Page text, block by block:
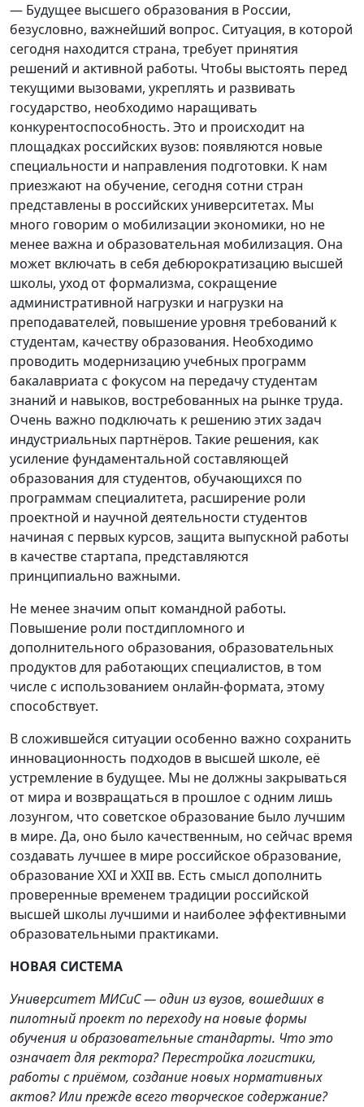
— Будущее высшего образования в России,
безусловно, важнейший вопрос. Ситуация, в которой
сегодня находится страна, требует принятия
решений и активной работы. Чтобы выстоять перед
текущими вызовами, укреплять и развивать
государство, необходимо наращивать
конкурентоспособность. Это и происходит на
площадках российских вузов: появляются новые
специальности и направления подготовки. К нам
приезжают на обучение, сегодня сотни стран
представлены в российских университетах. Мы
много говорим о мобилизации экономики, но не
менее важна и образовательная мобилизация. Она
может включать в себя дебюрократизацию высшей
школы, уход от формализма, сокращение
административной нагрузки и нагрузки на
преподавателей, повышение уровня требований к
студентам, качеству образования. Необходимо
проводить модернизацию учебных программ
бакалавриата с фокусом на передачу студентам
знаний и навыков, востребованных на рынке труда.
Очень важно подключать к решению этих задач
индустриальных партнёров. Такие решения, как
усиление фундаментальной составляющей
образования для студентов, обучающихся по
программам специалитета, расширение роли
проектной и научной деятельности студентов
начиная с первых курсов, защита выпускной работы
в качестве стартапа, представляются
принципиально важными.
Не менее значим опыт командной работы.
Повышение роли постдипломного и
дополнительного образования, образовательных
продуктов для работающих специалистов, в том
числе с использованием онлайн-формата, этому
способствует.
В сложившейся ситуации особенно важно сохранить
инновационность подходов в высшей школе, её
устремление в будущее. Мы не должны закрываться
от мира и возвращаться в прошлое с одним лишь
лозунгом, что советское образование было лучшим
в мире. Да, оно было качественным, но сейчас время
создавать лучшее в мире российское образование,
образование XXI и XXII вв. Есть смысл дополнить
проверенные временем традиции российской
высшей школы лучшими и наиболее эффективными
образовательными практиками.
НОВАЯ СИСТЕМА
Университет МИСиС — один из вузов, вошедших в
пилотный проект по переходу на новые формы
обучения и образовательные стандарты. Что это
означает для ректора? Перестройка логистики,
работы с приёмом, создание новых нормативных
актов? Или прежде всего творческое содержание?